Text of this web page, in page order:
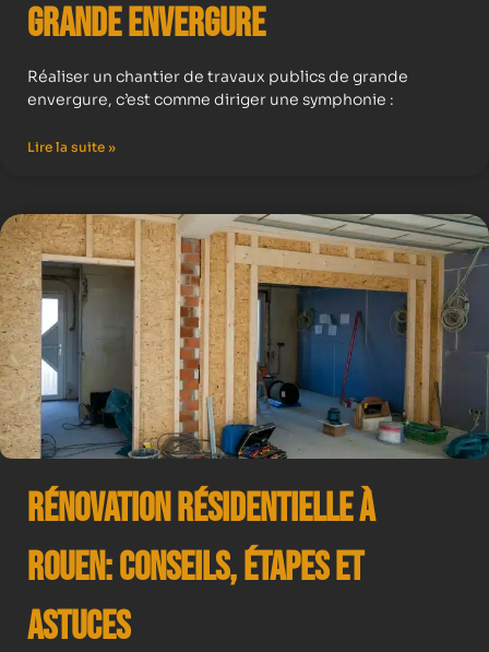
Grande Envergure
Réaliser un chantier de travaux publics de grande
envergure, c’est comme diriger une symphonie :
Lire la suite »
Rénovation résidentielle à
Rouen: Conseils, Étapes et
Astuces